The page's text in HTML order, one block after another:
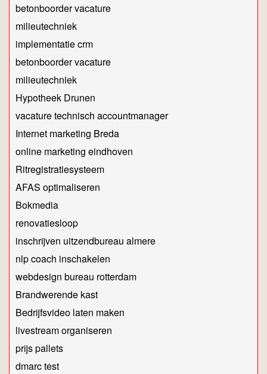
betonboorder vacature
milieutechniek
implementatie crm
betonboorder vacature
milieutechniek
Hypotheek Drunen
vacature technisch accountmanager
Internet marketing Breda
online marketing eindhoven
Ritregistratiesysteem
AFAS optimaliseren
Bokmedia
renovatiesloop
inschrijven uitzendbureau almere
nlp coach inschakelen​​​
webdesign bureau rotterdam
Brandwerende kast
Bedrijfsvideo laten maken
livestream organiseren
prijs pallets
dmarc test